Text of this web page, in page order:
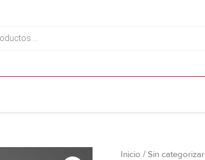
Inicio /Sin categorizar